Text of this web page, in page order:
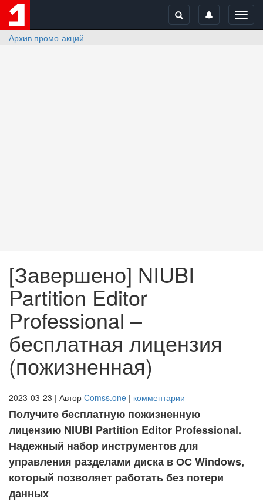
Архив промо-акций
[Завершено] NIUBI
Partition Editor
Professional –
бесплатная лицензия
(пожизненная)
2023-03-23 | Автор Comss.one | комментарии
Получите бесплатную пожизненную
лицензию NIUBI Partition Editor Professional.
Надежный набор инструментов для
управления разделами диска в ОС Windows,
который позволяет работать без потери
данных